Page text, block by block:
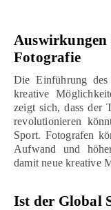
Fotografie
Die Einführung
kreative
zeigt sich, dass der
revolutionieren
Sport. Fotografen
Aufwand und
damit neue kreative
Ist der Global